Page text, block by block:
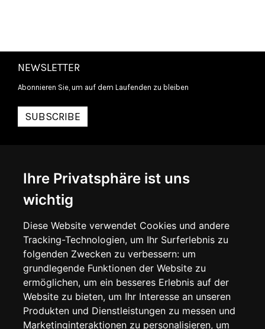
Ihre Privatsphäre ist uns
wichtig
Diese Website verwendet Cookies und andere
Tracking-Technologien, um Ihr Surferlebnis zu
folgenden Zwecken zu verbessern: um
grundlegende Funktionen der Website zu
ermöglichen, um ein besseres Erlebnis auf der
Website zu bieten, um Ihr Interesse an unseren
Produkten und Dienstleistungen zu messen und
Marketinginteraktionen zu personalisieren, um
NEWSLETTER
Abonnieren Sie, um auf dem Laufenden zu bleiben
SUBSCRIBE
ÜBER UNS
KONTAKTIEREN SIE UNS
ALLGEMEINE GESCHÄFTSBEDINGUNGEN
LIEFERINFORMATIONEN
DATENSCHUTZERKLÄRUNG
COOKIE-RICHTLINIE
MEIN KONTO
BESTELLVERLAUF
ADRESSBUCH